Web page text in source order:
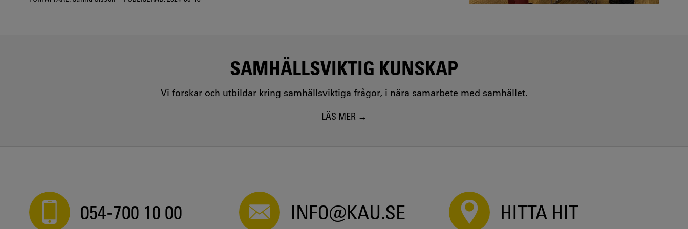
SAMHÄLLSVIKTIG KUNSKAP
Vi forskar och utbildar kring samhällsviktiga frågor, i nära samarbete med samhället.
LÄS MER
054-700 10 00 INFO@KAU.SE HITTA HIT